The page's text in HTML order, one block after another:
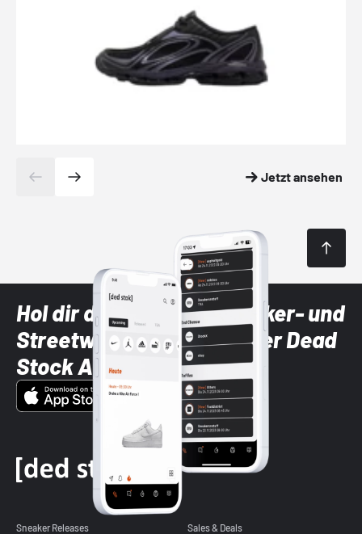
Jetzt ansehen
Hol dir die neuesten Sneaker- und
Streetwear-Brands mit der Dead
Stock App
Sneaker Releases Sales & Deals